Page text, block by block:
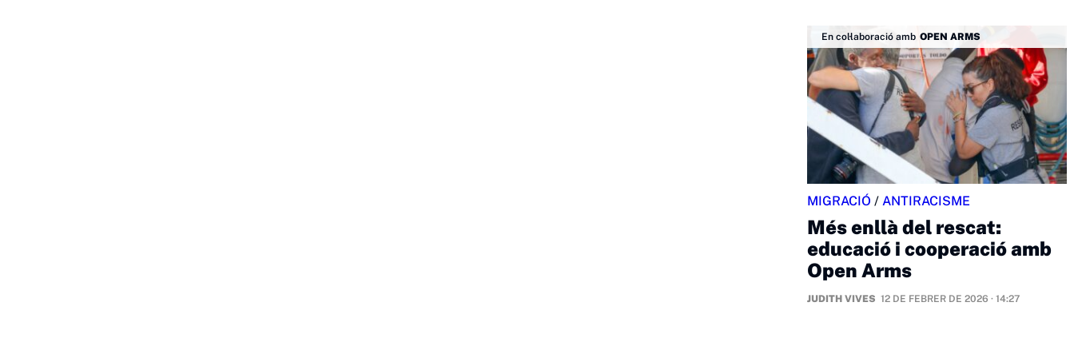
En col·laboració amb OPEN ARMS
MIGRACIÓ / ANTIRACISME
Més enllà del rescat:
educació i cooperació amb
Open Arms
JUDITH VIVES 12 DE FEBRER DE 2026 · 14:27